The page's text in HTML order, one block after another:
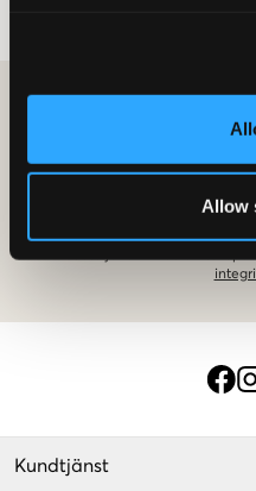
Allow
stilren vinterstövel och matcha
BLI
priser. Rabatten kan ej
Kundtjänst